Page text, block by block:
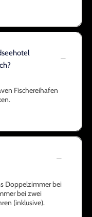
Fischereihafen
Doppelzimmer bei
bei zwei
(inklusive).